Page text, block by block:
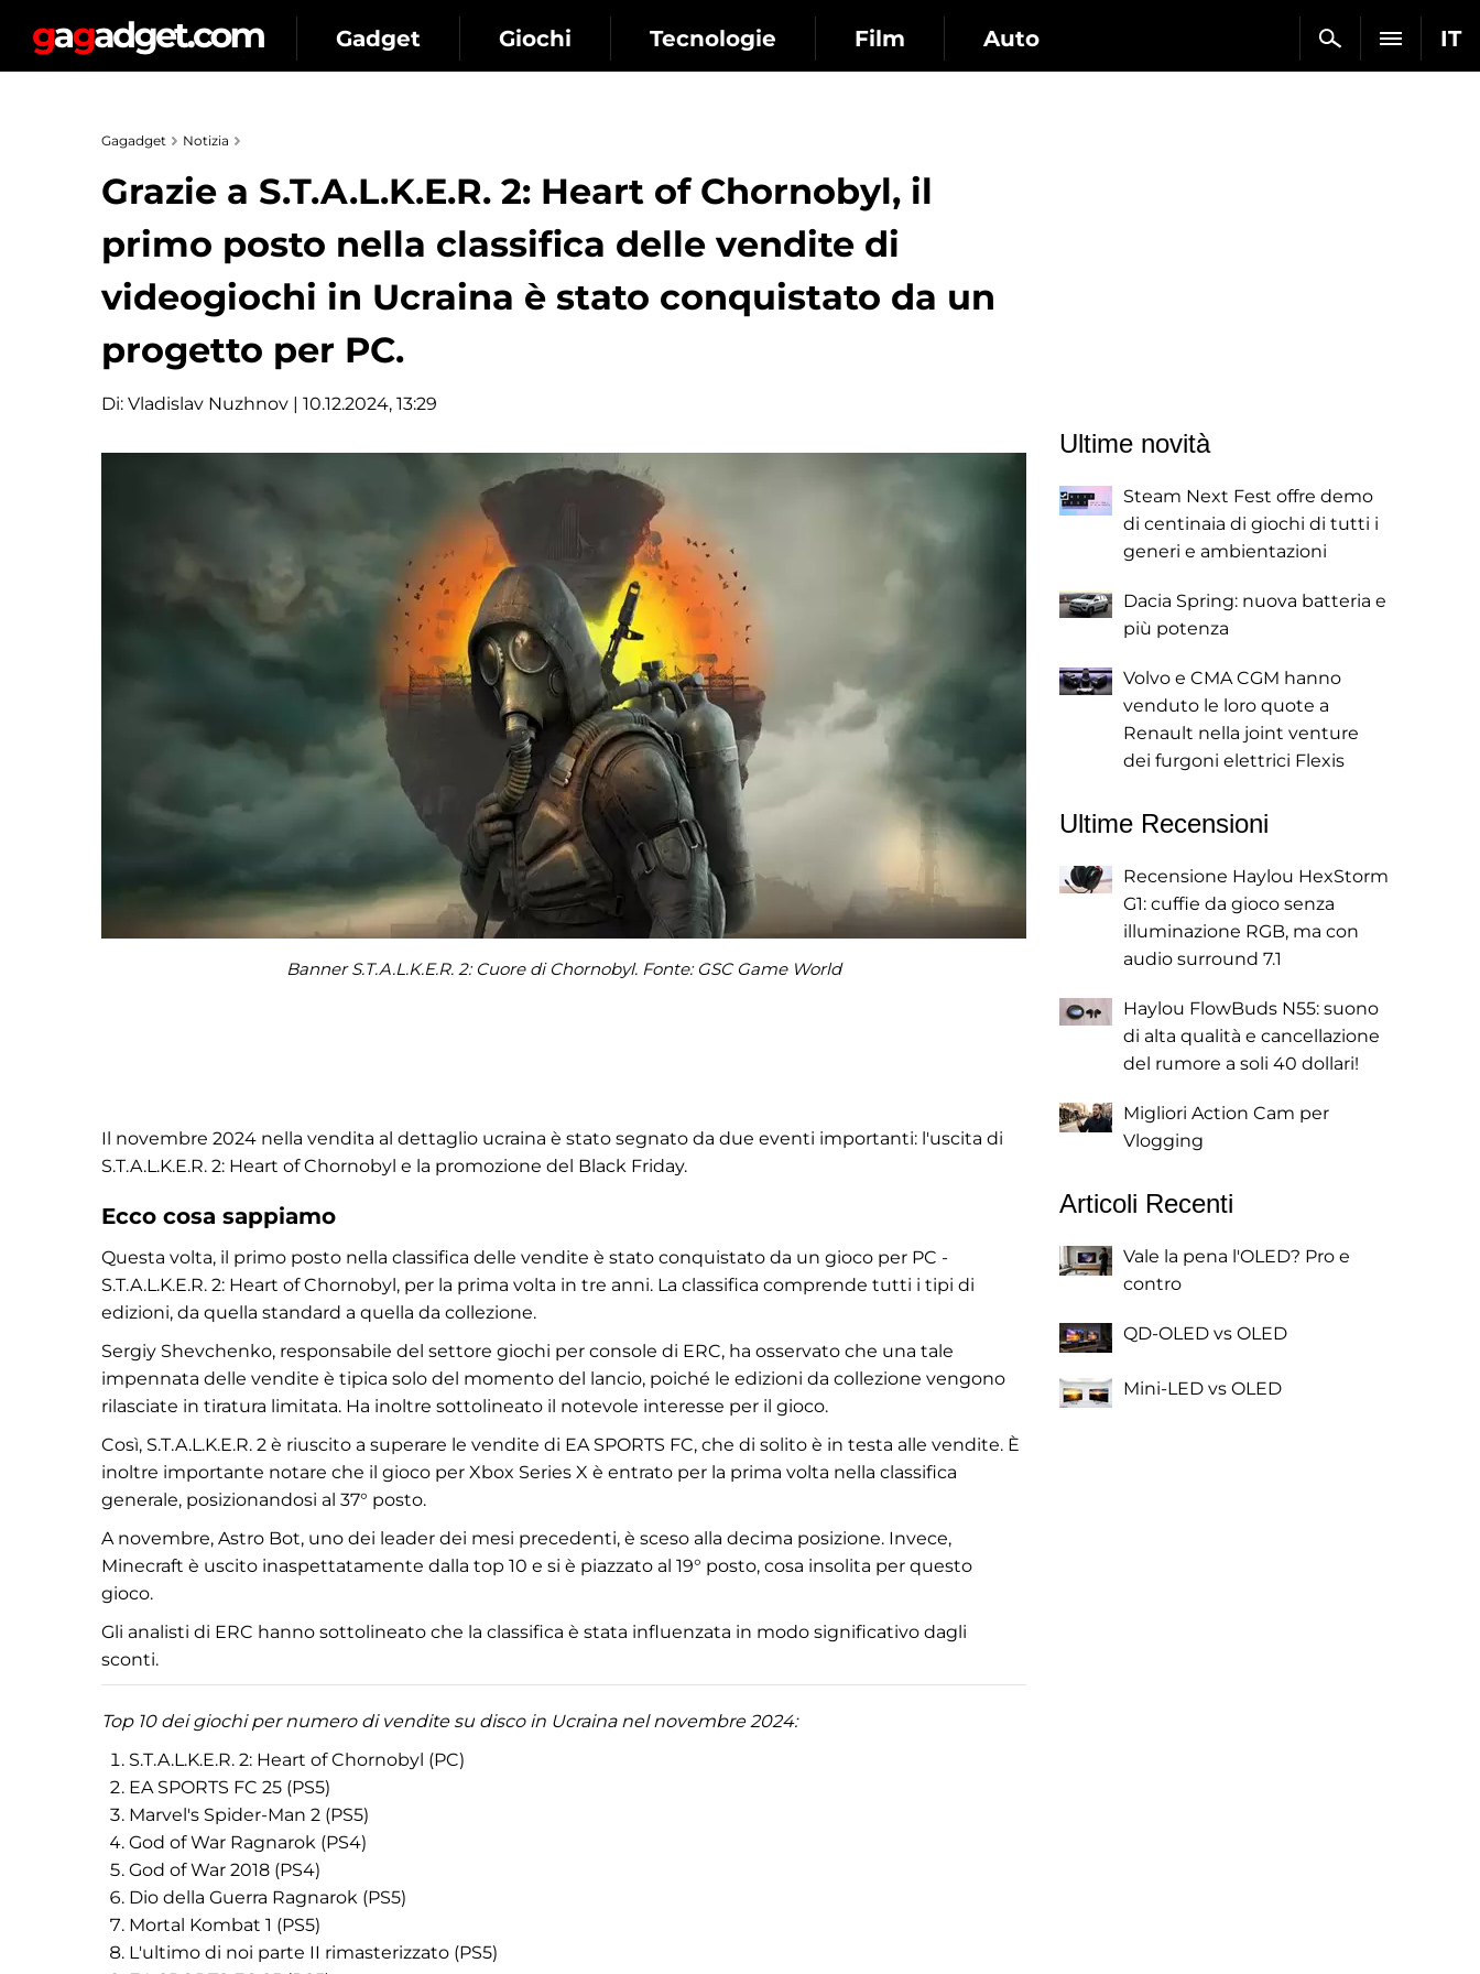
IT
Gadget Giochi Tecnologie Film Auto
Gagadget Notizia
Grazie a S.T.A.L.K.E.R. 2: Heart of Chornobyl, il
primo posto nella classifica delle vendite di
videogiochi in Ucraina è stato conquistato da un
progetto per PC.
Di: Vladislav Nuzhnov | 10.12.2024, 13:29
Banner S.T.A.L.K.E.R. 2: Cuore di Chornobyl. Fonte: GSC Game World
Il novembre 2024 nella vendita al dettaglio ucraina è stato segnato da due eventi importanti: l'uscita di
S.T.A.L.K.E.R. 2: Heart of Chornobyl e la promozione del Black Friday.
Ecco cosa sappiamo
Questa volta, il primo posto nella classifica delle vendite è stato conquistato da un gioco per PC -
S.T.A.L.K.E.R. 2: Heart of Chornobyl, per la prima volta in tre anni. La classifica comprende tutti i tipi di
edizioni, da quella standard a quella da collezione.
Sergiy Shevchenko, responsabile del settore giochi per console di ERC, ha osservato che una tale
impennata delle vendite è tipica solo del momento del lancio, poiché le edizioni da collezione vengono
rilasciate in tiratura limitata. Ha inoltre sottolineato il notevole interesse per il gioco.
Così, S.T.A.L.K.E.R. 2 è riuscito a superare le vendite di EA SPORTS FC, che di solito è in testa alle vendite. È
inoltre importante notare che il gioco per Xbox Series X è entrato per la prima volta nella classifica
generale, posizionandosi al 37° posto.
A novembre, Astro Bot, uno dei leader dei mesi precedenti, è sceso alla decima posizione. Invece,
Minecraft è uscito inaspettatamente dalla top 10 e si è piazzato al 19° posto, cosa insolita per questo
gioco.
Gli analisti di ERC hanno sottolineato che la classifica è stata influenzata in modo significativo dagli
sconti.
Top 10 dei giochi per numero di vendite su disco in Ucraina nel novembre 2024:
S.T.A.L.K.E.R. 2: Heart of Chornobyl (PC)
EA SPORTS FC 25 (PS5)
Marvel's Spider-Man 2 (PS5)
God of War Ragnarok (PS4)
God of War 2018 (PS4)
Dio della Guerra Ragnarok (PS5)
Mortal Kombat 1 (PS5)
L'ultimo di noi parte II rimasterizzato (PS5)
Ultime novità
Steam Next Fest offre demo
di centinaia di giochi di tutti i
generi e ambientazioni
Dacia Spring: nuova batteria e
più potenza
Volvo e CMA CGM hanno
venduto le loro quote a
Renault nella joint venture
dei furgoni elettrici Flexis
Ultime Recensioni
Recensione Haylou HexStorm
G1: cuffie da gioco senza
illuminazione RGB, ma con
audio surround 7.1
Haylou FlowBuds N55: suono
di alta qualità e cancellazione
del rumore a soli 40 dollari!
Migliori Action Cam per
Vlogging
Articoli Recenti
Vale la pena l'OLED? Pro e
contro
QD-OLED vs OLED
Mini-LED vs OLED